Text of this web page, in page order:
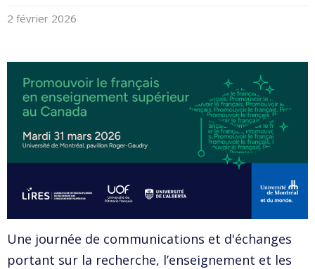
2 février 2026
Une journée de communications et d'échanges
portant sur la recherche, l’enseignement et les